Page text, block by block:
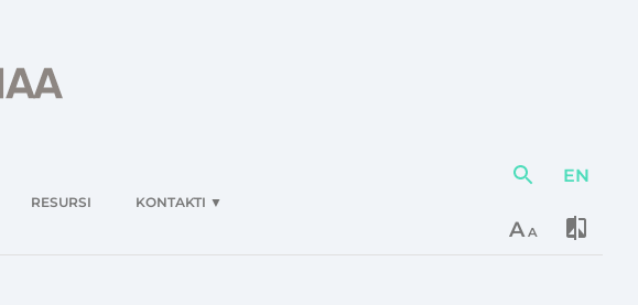
RESURSI KONTAKTI ▼
DarbībasEN
AA